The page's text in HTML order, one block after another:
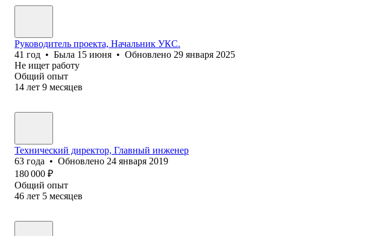
Руководитель проекта, Начальник УКС.
41 год • Была 15 июня • Обновлено 29 января 2025
Не ищет работу
Общий опыт
14 лет 9 месяцев
Технический директор, Главный инженер
63 года • Обновлено 24 января 2019
180 000 ₽
Общий опыт
46 лет 5 месяцев